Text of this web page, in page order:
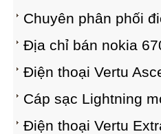
Chuyên phân phối
Địa chỉ bán nokia
Điện thoại Vertu
Cáp sạc Lightning
Điện thoại Vertu